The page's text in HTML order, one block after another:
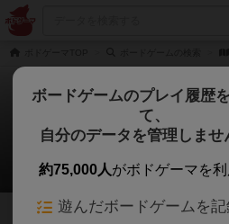
ストリートサ
次のおすすめボー
ボードゲームのプレイ履歴
て、
自分のデータを管理しませ
約75,000人がボドゲーマを利
遊んだボードゲームを記